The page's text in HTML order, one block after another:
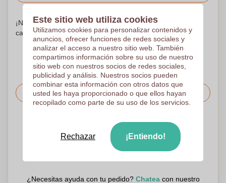
¡No te preocupes! Simplemente suba sus archivos a la
canasta de compras
Solicitar el precio
Sube tu logotipo en la página siguiente
Revisamos su logotipo de forma gratuita antes de imprimir
Los clientes nos dan una puntuación de 9.3
¿Necesitas ayuda con tu pedido? Chateacon nuestro
Este sitio web utiliza cookies
Utilizamos cookies para personalizar contenidos y
anuncios, ofrecer funciones de redes sociales y
analizar el acceso a nuestro sitio web. También
compartimos información sobre su uso de nuestro
sitio web con nuestros socios de redes sociales,
publicidad y análisis. Nuestros socios pueden
combinar esta información con otros datos que
usted les haya proporcionado o que ellos hayan
recopilado como parte de su uso de los servicios.
Rechazar ¡Entiendo!